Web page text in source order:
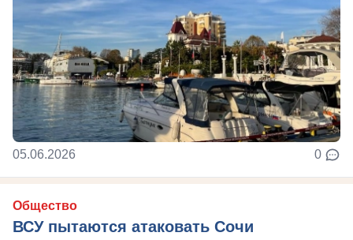
05.06.2026 0
Общество
ВСУ пытаются атаковать Сочи